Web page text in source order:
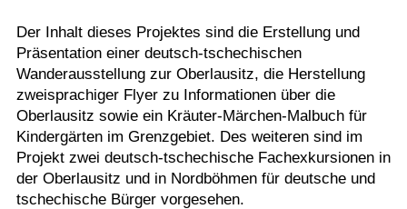
Der Inhalt dieses Projektes sind die Erstellung und
Präsentation einer deutsch-tschechischen
Wanderausstellung zur Oberlausitz, die Herstellung
zweisprachiger Flyer zu Informationen über die
Oberlausitz sowie ein Kräuter-Märchen-Malbuch für
Kindergärten im Grenzgebiet. Des weiteren sind im
Projekt zwei deutsch-tschechische Fachexkursionen in
der Oberlausitz und in Nordböhmen für deutsche und
tschechische Bürger vorgesehen.